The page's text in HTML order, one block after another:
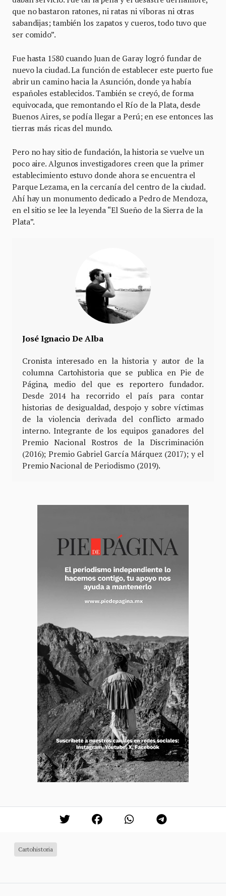
que no bastaron ratones, ni ratas ni víboras ni otras
sabandijas; también los zapatos y cueros, todo tuvo que
ser comido”.
Fue hasta 1580 cuando Juan de Garay logró fundar de
nuevo la ciudad. La función de establecer este puerto fue
abrir un camino hacia la Asunción, donde ya había
españoles establecidos. También se creyó, de forma
equivocada, que remontando el Río de la Plata, desde
Buenos Aires, se podía llegar a Perú; en ese entonces las
tierras más ricas del mundo.
Pero no hay sitio de fundación, la historia se vuelve un
poco aire. Algunos investigadores creen que la primer
establecimiento estuvo donde ahora se encuentra el
Parque Lezama, en la cercanía del centro de la ciudad.
Ahí hay un monumento dedicado a Pedro de Mendoza,
en el sitio se lee la leyenda “El Sueño de la Sierra de la
Plata”.
José Ignacio De Alba
Cronista interesado en la historia y autor de la
columna Cartohistoria que se publica en Pie de
Página, medio del que es reportero fundador.
Desde 2014 ha recorrido el país para contar
historias de desigualdad, despojo y sobre víctimas
de la violencia derivada del conflicto armado
interno. Integrante de los equipos ganadores del
Premio Nacional Rostros de la Discriminación
(2016); Premio Gabriel García Márquez (2017); y el
Premio Nacional de Periodismo (2019).
Cartohistoria